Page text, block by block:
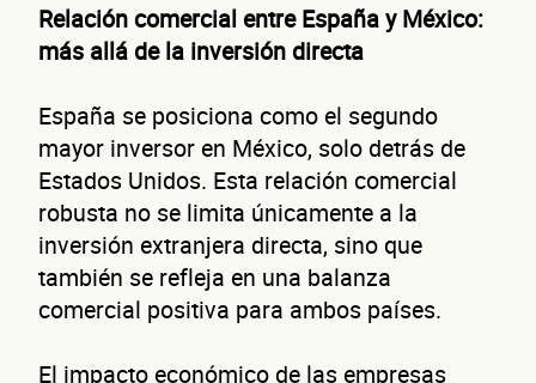
Relación comercial entre España y México:
más allá de la inversión directa
España se posiciona como el segundo
mayor inversor en México, solo detrás de
Estados Unidos. Esta relación comercial
robusta no se limita únicamente a la
inversión extranjera directa, sino que
también se refleja en una balanza
comercial positiva para ambos países.
El impacto económico de las empresas